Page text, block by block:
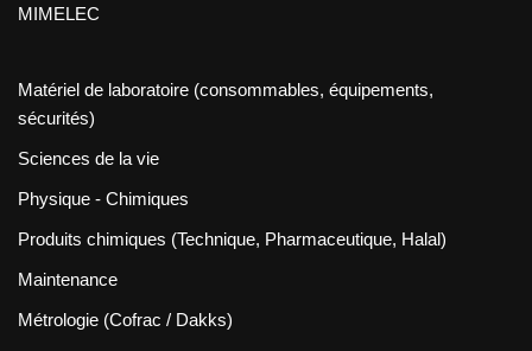
MIMELEC
Matériel de laboratoire (consommables, équipements,
sécurités)
Sciences de la vie
Physique - Chimiques
Produits chimiques (Technique, Pharmaceutique, Halal)
Maintenance
Métrologie (Cofrac / Dakks)